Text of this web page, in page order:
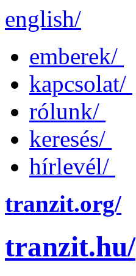
english/
emberek/
kapcsolat/
rólunk/
keresés/
hírlevél/
tranzit.org/
tranzit.hu/